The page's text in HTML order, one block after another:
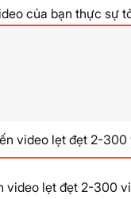
của bạn thực sự
video lẹt đẹt 2-300
video lẹt đẹt 2-300